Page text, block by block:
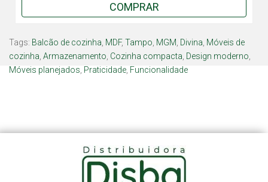
COMPRAR
Tags: Balcão de cozinha MDF, Tampo MGM Divina Móveis de
cozinha Armazenamento Cozinha compacta Design moderno
Móveis planejados Praticidade Funcionalidade